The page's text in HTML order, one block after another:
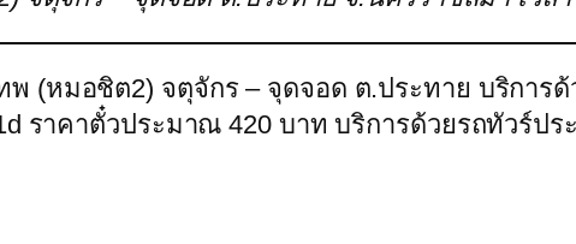
(หมอชิต2) จตุจักร – จุดจอด ต.ประทาย บริการด้
ราคาตั๋วประมาณ 420 บาท บริการด้วยรถทัวร์ปร